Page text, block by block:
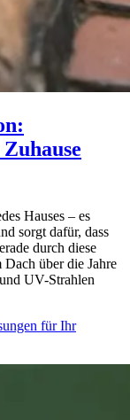
Hauses – es
sorgt dafür, dass
durch diese
über die Jahre
UV-Strahlen
für Ihr